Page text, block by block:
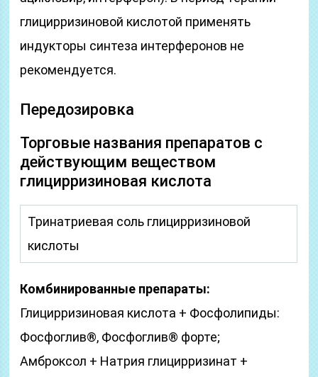
глицирризиновой кислотой применять
индукторы синтеза интерферонов не
рекомендуется.
Передозировка
Торговые названия препаратов с
действующим веществом
глицирризиновая кислота
Тринатриевая соль глицирризиновой
кислоты
Комбинированные препараты:
Глицирризиновая кислота + Фосфолипиды:
Фосфоглив®, Фосфоглив® форте;
Амброксол + Натрия глицирризинат +